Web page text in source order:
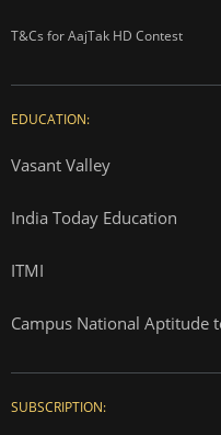
T&Cs for AajTak HD Contest
EDUCATION:
Vasant Valley
India Today Education
ITMI
Campus National Aptitude
SUBSCRIPTION: